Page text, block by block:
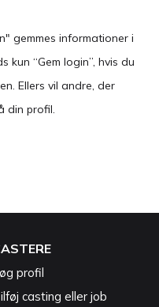
gemmes informationer i
kun “Gem login”, hvis du
Ellers vil andre, der
din profil.
profil
casting eller job